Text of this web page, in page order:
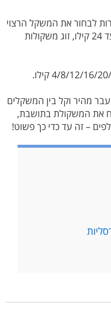
לבחור את המשקל הרצוי
בקפיצות של 4 קילוגרם החל מ-4 קילו ועד 24 קילו, זוג משקולות
מהיר וקל בין המשקלים
את המשקולת בתושבת,
– זה עד כדי כך פשוט!